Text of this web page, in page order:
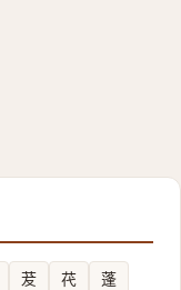
茇 䒫
蓬